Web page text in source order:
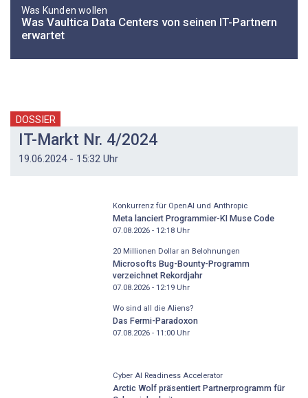
Was Kunden wollen
Was Vaultica Data Centers von seinen IT-Partnern
erwartet
DOSSIER
IT-Markt Nr. 4/2024
19.06.2024 - 15:32 Uhr
Konkurrenz für OpenAI und Anthropic
Meta lanciert Programmier-KI Muse Code
07.08.2026 - 12:18Uhr
20 Millionen Dollar an Belohnungen
Microsofts Bug-Bounty-Programm
verzeichnet Rekordjahr
07.08.2026 - 12:19Uhr
Wo sind all die Aliens?
Das Fermi-Paradoxon
07.08.2026 - 11:00Uhr
Cyber AI Readiness Accelerator
Arctic Wolf präsentiert Partnerprogramm für